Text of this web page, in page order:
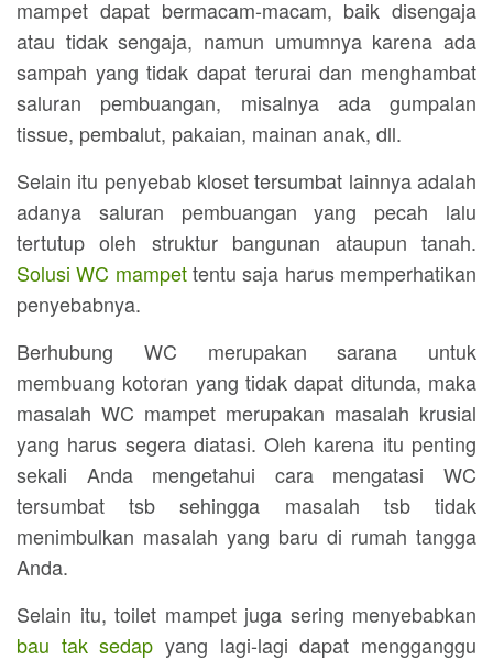
mampet dapat bermacam-macam, baik disengaja
atau tidak sengaja, namun umumnya karena ada
sampah yang tidak dapat terurai dan menghambat
saluran pembuangan, misalnya ada gumpalan
tissue, pembalut, pakaian, mainan anak, dll.
Selain itu penyebab kloset tersumbat lainnya adalah
adanya saluran pembuangan yang pecah lalu
tertutup oleh struktur bangunan ataupun tanah.
Solusi WC mampettentu saja harus memperhatikan
penyebabnya.
Berhubung WC merupakan sarana untuk
membuang kotoran yang tidak dapat ditunda, maka
masalah WC mampet merupakan masalah krusial
yang harus segera diatasi. Oleh karena itu penting
sekali Anda mengetahui cara mengatasi WC
tersumbat tsb sehingga masalah tsb tidak
menimbulkan masalah yang baru di rumah tangga
Anda.
Selain itu, toilet mampet juga sering menyebabkan
bau tak sedap yang lagi-lagi dapat mengganggu